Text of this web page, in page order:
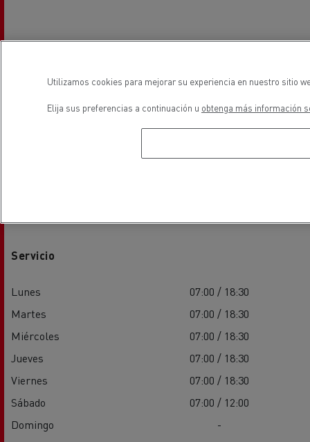
Servicio
Lunes
07:00 / 18:30
Martes
07:00 / 18:30
Miércoles
07:00 / 18:30
Jueves
07:00 / 18:30
Viernes
07:00 / 18:30
Sábado
07:00 / 12:00
Domingo
-
Utilizamos cookies para mejorar su experiencia en nuestro sitio
Elija sus preferencias a continuación u obtenga más información